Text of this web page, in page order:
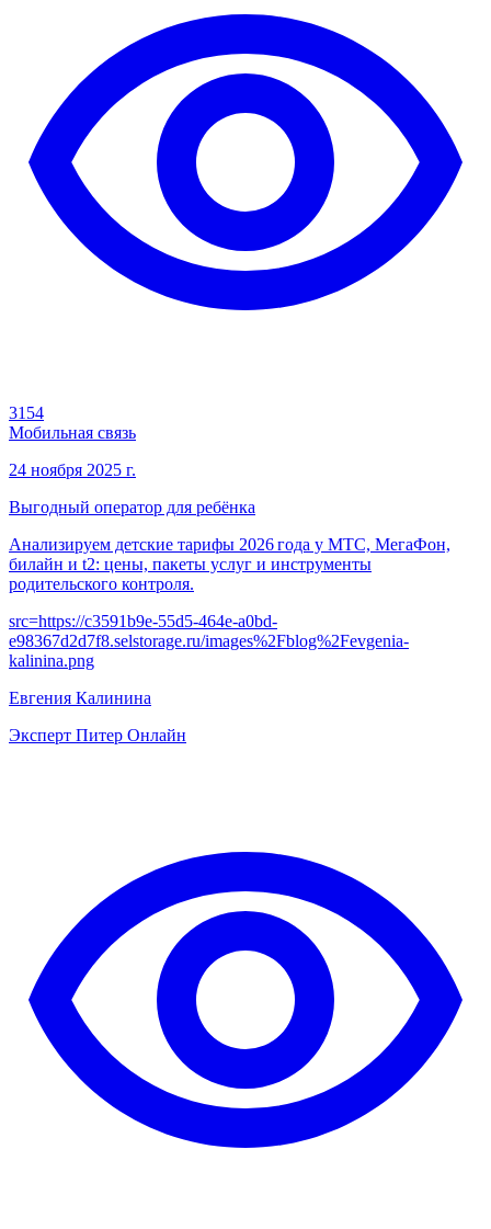
3154
Мобильная связь
24 ноября 2025 г.
Выгодный оператор для ребёнка
Анализируем детские тарифы 2026 года у МТС, МегаФон,
билайн и t2: цены, пакеты услуг и инструменты
родительского контроля.
src=https://c3591b9e-55d5-464e-a0bd-
e98367d2d7f8.selstorage.ru/images%2Fblog%2Fevgenia-
kalinina.png
Евгения Калинина
Эксперт Питер Онлайн